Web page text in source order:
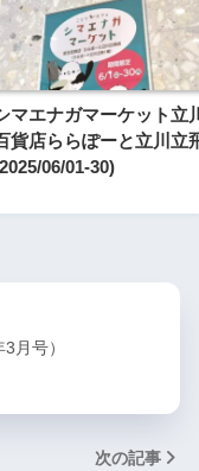
マエナガマーケット立
貨店ららぽーと立川立
06/01-30)
月号）
次の記事